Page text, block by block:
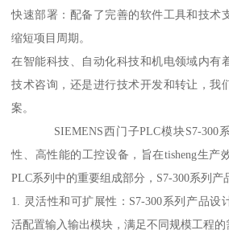
快速部署：配备了完善的软件工具和技术
缩短项目周期。
在智能科技、自动化科技和机电领域内有
技术咨询，还是进行技术开发和转让，我
案。
SIEMENS西门子PLC模块S7-300系
性、高性能的工控设备，旨在tisheng生产
PLC系列中的重要组成部分，S7-300系列产
1. 灵活性和可扩展性：S7-300系列产品设
活配置输入输出模块，满足不同规模工程的